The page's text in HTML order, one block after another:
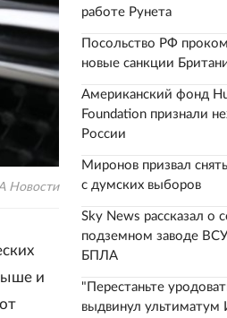
Новости
и
работе Рунета
Посольство РФ
новые санкции
Американский фонд
Foundation признали
России
Миронов призвал
с думских выборов
Sky News рассказал о
подземном заводе
БПЛА
"Перестаньте
выдвинул ультиматум